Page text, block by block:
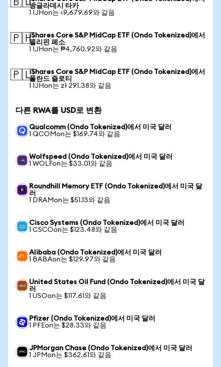
🇧🇩방글라데시 타카
1 IJHon는 ৳9,679.69와 같음
🇵🇭iShares Core S&P MidCap ETF (Ondo Tokenized)에서
필리핀 페소
1 IJHon는 ₱4,760.92와 같음
🇵🇱iShares Core S&P MidCap ETF (Ondo Tokenized)에서
폴란드 즐로티
1 IJHon는 zł 291.38와 같음
다른 RWA를 USD로 변환
Qualcomm (Ondo Tokenized)에서 미국 달러
1 QCOMon는 $169.74와 같음
Wolfspeed (Ondo Tokenized)에서 미국 달러
1 WOLFon는 $33.01와 같음
Roundhill Memory ETF (Ondo Tokenized)에서 미국 달
러
1 DRAMon는 $51.13와 같음
Cisco Systems (Ondo Tokenized)에서 미국 달러
1 CSCOon는 $123.48와 같음
Alibaba (Ondo Tokenized)에서 미국 달러
1 BABAon는 $129.97와 같음
United States Oil Fund (Ondo Tokenized)에서 미국 달
러
1 USOon는 $117.61와 같음
Pfizer (Ondo Tokenized)에서 미국 달러
1 PFEon는 $28.33와 같음
JPMorgan Chase (Ondo Tokenized)에서 미국 달러
1 JPMon는 $362.61와 같음